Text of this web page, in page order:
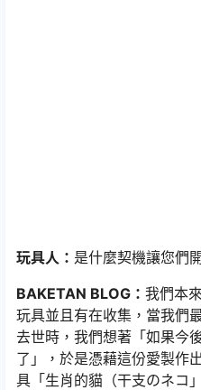
玩具人： 是什麼契機讓您們
BAKETAN BLOG： 我們本
玩具並且有在收集，當我們
去世時，我們想著「如果今
了」，於是憑藉這份愛製作
具「生肖的貓（干支のネコ